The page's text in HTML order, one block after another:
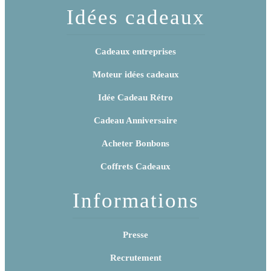
Idées cadeaux
Cadeaux entreprises
Moteur idées cadeaux
Idée Cadeau Rétro
Cadeau Anniversaire
Acheter Bonbons
Coffrets Cadeaux
Informations
Presse
Recrutement